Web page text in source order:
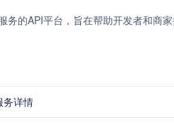
务的API平台，旨在帮助开发者和商
务详情